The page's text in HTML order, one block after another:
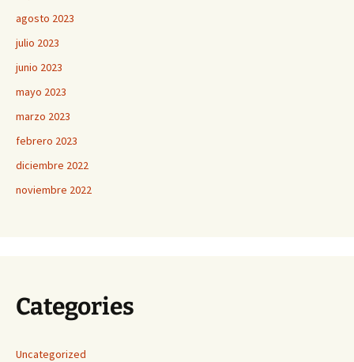
agosto 2023
julio 2023
junio 2023
mayo 2023
marzo 2023
febrero 2023
diciembre 2022
noviembre 2022
Categories
Uncategorized